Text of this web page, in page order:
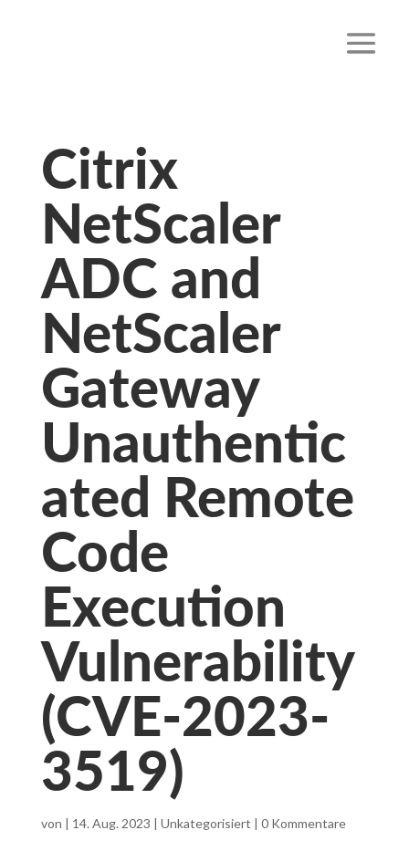
Citrix
NetScaler
ADC and
NetScaler
Gateway
Unauthentic
ated Remote
Code
Execution
Vulnerability
(CVE-2023-
3519)
von | 14. Aug. 2023 | Unkategorisiert | 0 Kommentare